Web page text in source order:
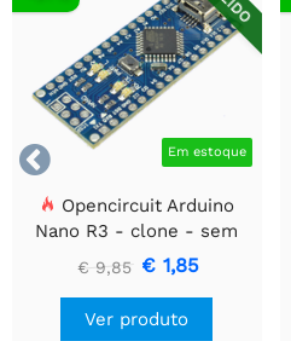
 Em estoque
Opencircuit Arduino
Nano R3 - clone - sem
cabeçalhos
€ 9,85 € 1,85
Ver produto